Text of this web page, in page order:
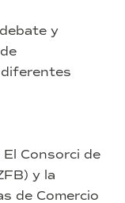
y
El Consorci de
y la
de Comercio